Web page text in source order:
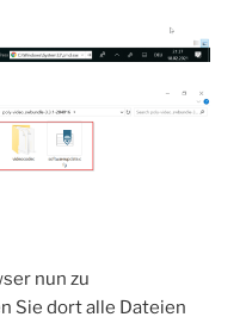
nun zu
Sie dort alle Dateien